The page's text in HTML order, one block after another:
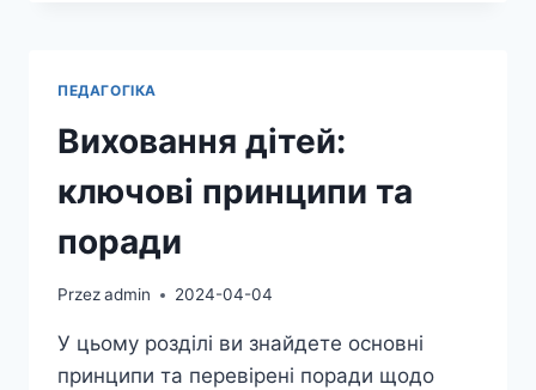
ПЕДАГОГІКА
Виховання дітей:
ключові принципи та
поради
Przezadmin 2024-04-04
У цьому розділі ви знайдете основні
принципи та перевірені поради щодо